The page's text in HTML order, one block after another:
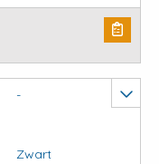
aantal
-
Zwart